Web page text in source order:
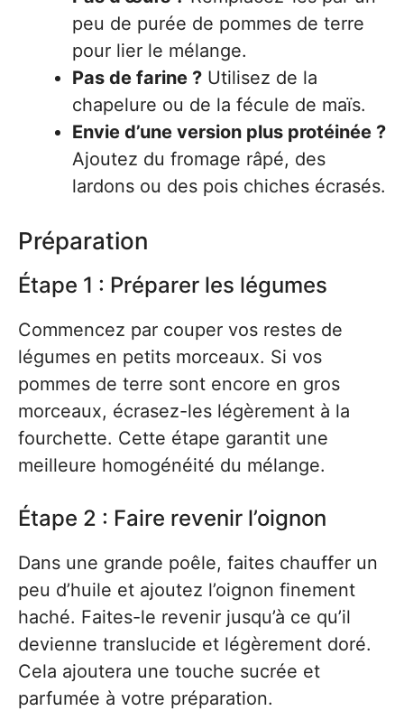
peu de purée de pommes de terre
pour lier le mélange.
Pas de farine ? Utilisez de la
chapelure ou de la fécule de maïs.
Envie d’une version plus protéinée ?
Ajoutez du fromage râpé, des
lardons ou des pois chiches écrasés.
Préparation
Étape 1 : Préparer les légumes
Commencez par couper vos restes de
légumes en petits morceaux. Si vos
pommes de terre sont encore en gros
morceaux, écrasez-les légèrement à la
fourchette. Cette étape garantit une
meilleure homogénéité du mélange.
Étape 2 : Faire revenir l’oignon
Dans une grande poêle, faites chauffer un
peu d’huile et ajoutez l’oignon finement
haché. Faites-le revenir jusqu’à ce qu’il
devienne translucide et légèrement doré.
Cela ajoutera une touche sucrée et
parfumée à votre préparation.